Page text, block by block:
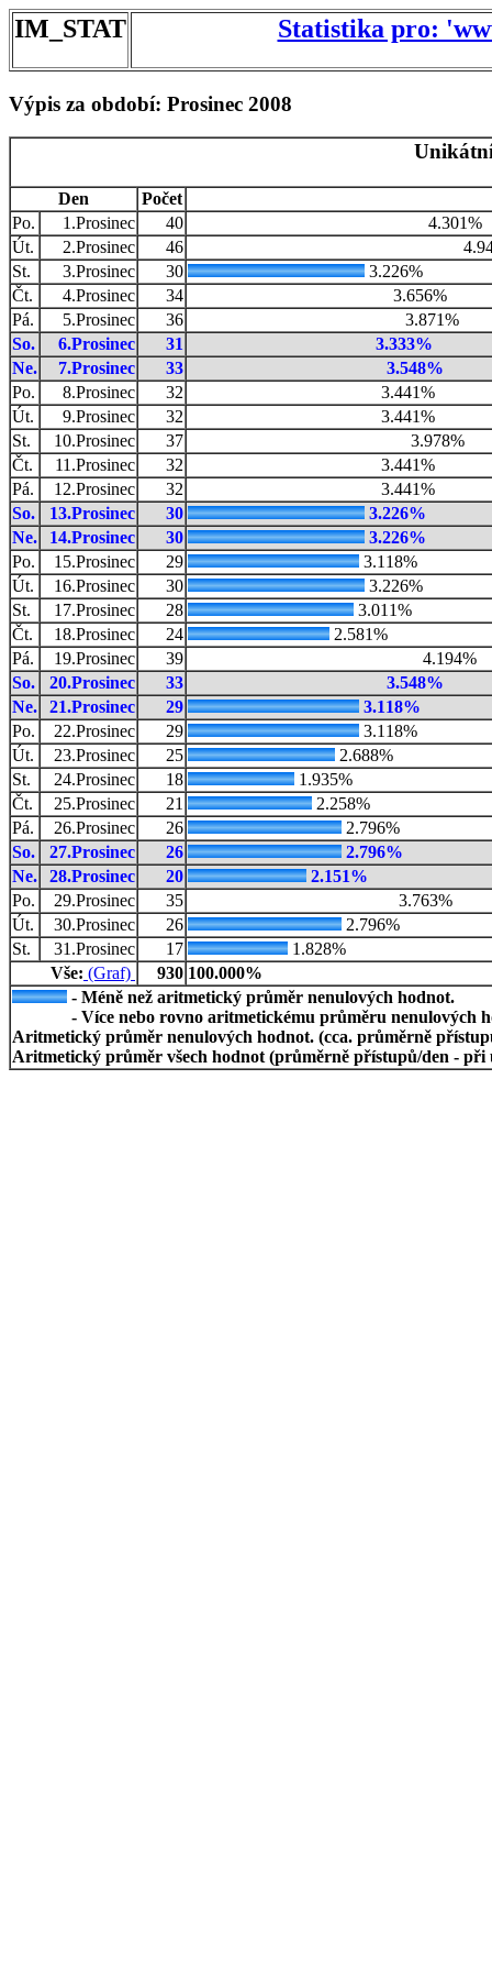
IM_STAT Statistika pro:
Výpis za období: Prosinec 2008
Den
Počet
Po.
1.Prosinec 40
4.301%
Út.
2.Prosinec 46
St.
3.Prosinec 30
3.226%
Čt.
4.Prosinec 34
3.656%
Pá.
5.Prosinec 36
3.871%
So.
6.Prosinec 31
3.333%
Ne.
7.Prosinec 33
3.548%
Po.
8.Prosinec 32
3.441%
Út.
9.Prosinec 32
3.441%
St.
10.Prosinec 37
3.978%
Čt.
11.Prosinec 32
3.441%
Pá.
12.Prosinec 32
3.441%
So.
13.Prosinec 30
3.226%
Ne.
14.Prosinec 30
3.226%
Po.
15.Prosinec 29
3.118%
Út.
16.Prosinec 30
3.226%
St.
17.Prosinec 28
3.011%
Čt.
18.Prosinec 24
2.581%
Pá.
19.Prosinec 39
4.194%
So.
20.Prosinec 33
3.548%
Ne.
21.Prosinec 29
3.118%
Po.
22.Prosinec 29
3.118%
Út.
23.Prosinec 25
2.688%
St.
24.Prosinec 18
1.935%
Čt.
25.Prosinec 21
2.258%
Pá.
26.Prosinec 26
2.796%
So.
27.Prosinec 26
2.796%
Ne.
28.Prosinec 20
2.151%
Po.
29.Prosinec 35
3.763%
Út.
30.Prosinec 26
2.796%
St.
31.Prosinec 17
1.828%
Vše: (Graf) 930 100.000%
- Méně než aritmetický průměr nenulových hodnot.
- Více nebo rovno aritmetickému průměru nenulových
Aritmetický průměr nenulových hodnot. (cca. průměrně
Aritmetický průměr všech hodnot (průměrně přístupů/den - při